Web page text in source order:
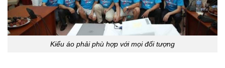
Kiểu áo phải phù hợp với mọi đối tượng